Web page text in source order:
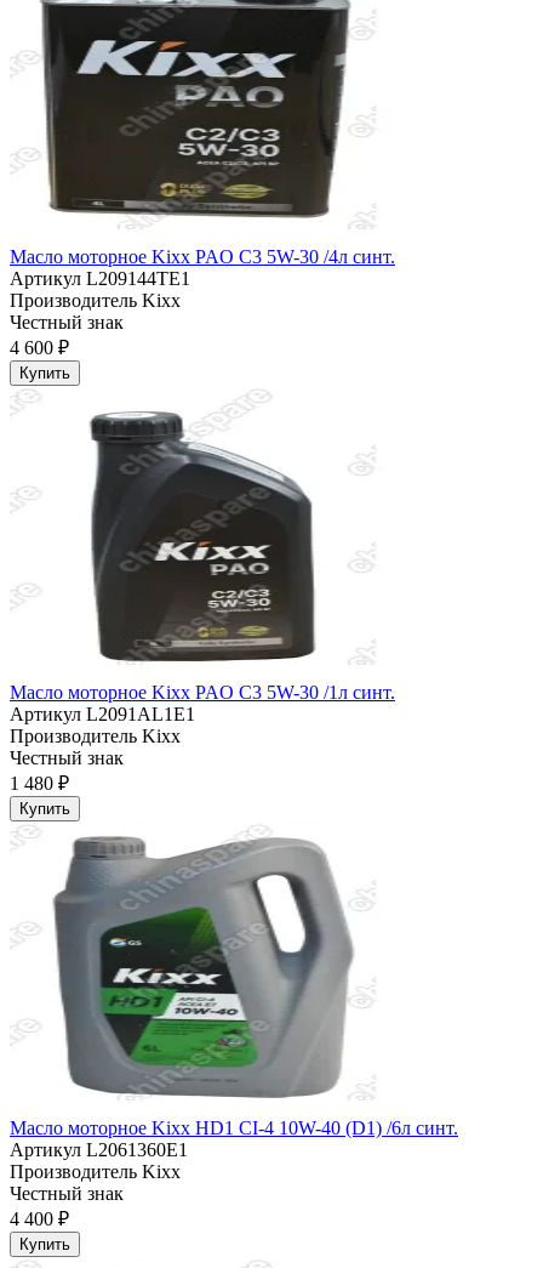
Масло моторное Kixx PAO C3 5W-30 /4л синт.
Артикул L209144TE1
Производитель Kixx
Честный знак
4 600 ₽
Купить
Масло моторное Kixx PAO C3 5W-30 /1л синт.
Артикул L2091AL1E1
Производитель Kixx
Честный знак
1 480 ₽
Купить
Масло моторное Kixx HD1 CI-4 10W-40 (D1) /6л синт.
Артикул L2061360E1
Производитель Kixx
Честный знак
4 400 ₽
Купить